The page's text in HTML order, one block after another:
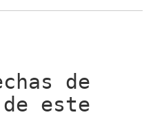
de
este